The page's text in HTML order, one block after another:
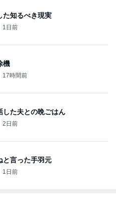
た知るべき現実
1日前
機
17時間前
した夫との晩ごはん
2日前
と言った手羽元
1日前